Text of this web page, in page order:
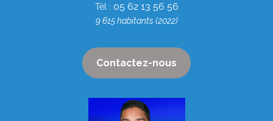
Tél : 05 62 13 56 56
9 615 habitants (2022)
Contactez-nous